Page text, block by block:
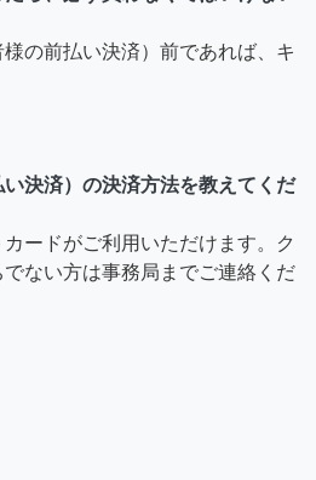
の前払い決済）前であれば、キ
決済）の決済方法を教えてくだ
ードがご利用いただけます。ク
ない方は事務局までご連絡くだ